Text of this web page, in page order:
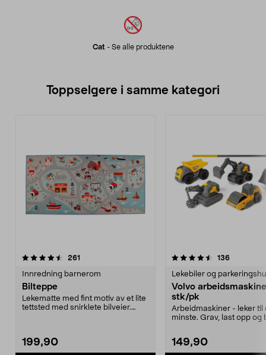
Cat - Se alle produktene
Toppselgere i samme kategori
261
Innredning barnerom
Bilteppe
Lekematte med fint motiv av et lite
tettsted med snirklete bilveier.
199,90
4.5 av 5 stjerner 136
Lekebiler og
Volvo
stk/pk
Arbeidmaskiner - leker til
minste. Grav, last opp og
149,90
4.5 av 5 stjerner